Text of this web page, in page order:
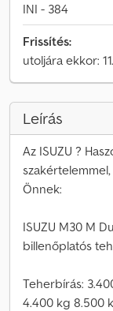
INI - 384
Frissítés:
utoljára ekkor:
Leírás
Az ISUZU ?
Önnek:
ISUZU M30 M
billenőplatós
Teherbírás:
4.400 kg 8.500